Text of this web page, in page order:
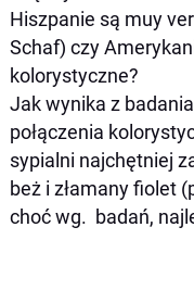
Hiszpanie są muy
Schaf) czy
kolorystyczne?
Jak wynika z
połączenia
sypialni najchętniej
beż i złamany fiolet
choć wg. badań,